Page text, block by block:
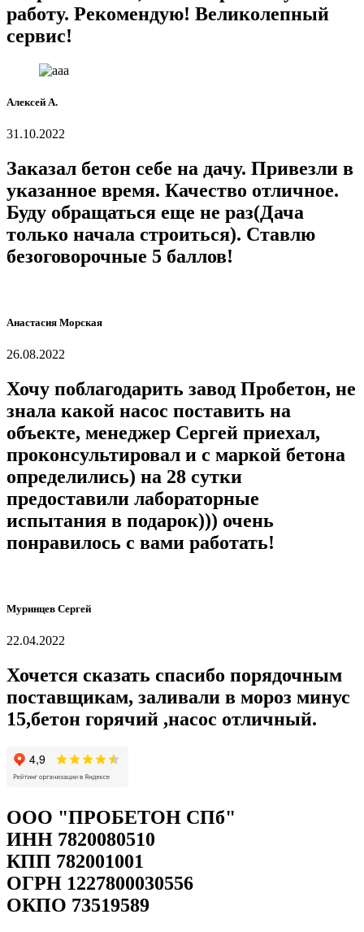
работу. Рекомендую! Великолепный
сервис!
Алексей А.
31.10.2022
Заказал бетон себе на дачу. Привезли в
указанное время. Качество отличное.
Буду обращаться еще не раз(Дача
только начала строиться). Ставлю
безоговорочные 5 баллов!
Анастасия Морская
26.08.2022
Хочу поблагодарить завод Пробетон, не
знала какой насос поставить на
объекте, менеджер Сергей приехал,
проконсультировал и с маркой бетона
определились) на 28 сутки
предоставили лабораторные
испытания в подарок))) очень
понравилось с вами работать!
Муринцев Сергей
22.04.2022
Хочется сказать спасибо порядочным
поставщикам, заливали в мороз минус
15,бетон горячий ,насос отличный.
ООО "ПРОБЕТОН СПб"
ИНН 7820080510
КПП 782001001
ОГРН 1227800030556
ОКПО 73519589